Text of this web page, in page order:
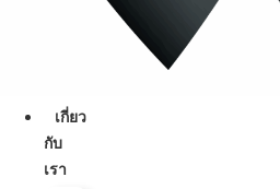
เกี่ยว
กับ
เรา